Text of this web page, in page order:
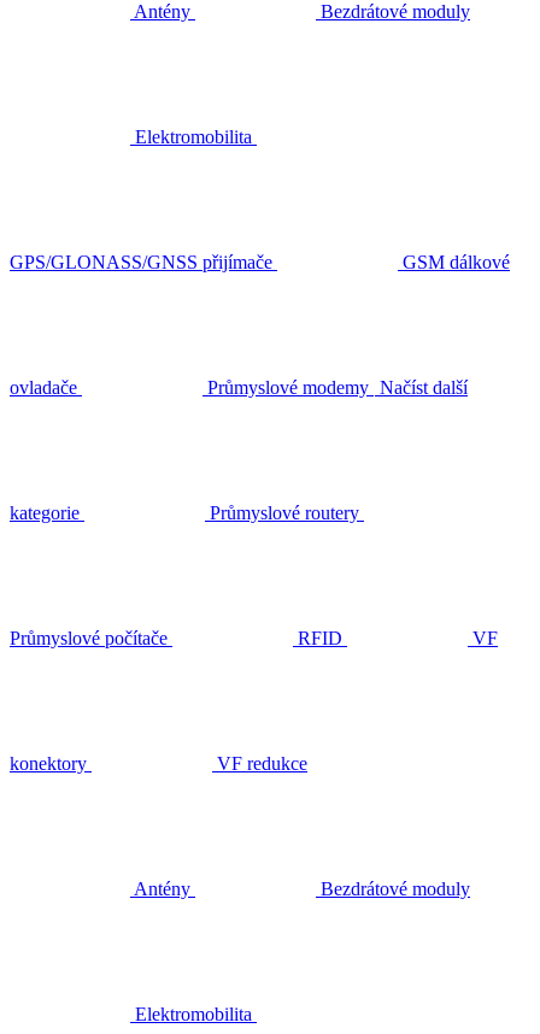
Antény Bezdrátové moduly
Elektromobilita
GPS/GLONASS/GNSS přijímače GSM dálkové
ovladače Průmyslové modemy Načíst další
kategorie Průmyslové routery
Průmyslové počítače RFID VF
konektory VF redukce
Antény Bezdrátové moduly
Elektromobilita